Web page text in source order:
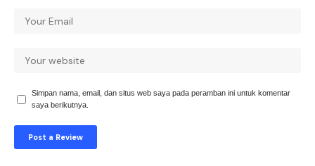
Simpan nama, email, dan situs web saya pada peramban ini untuk komentar
saya berikutnya.